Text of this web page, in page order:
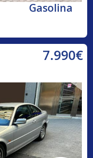
Gasolina
7.990€